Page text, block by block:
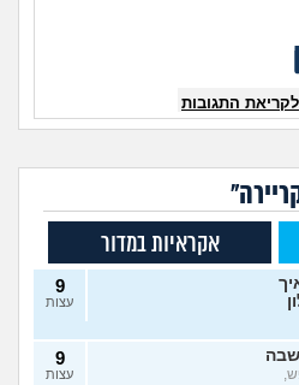
לקריאת התגובות
אקראיות במדור
9
עצות
9
עצות